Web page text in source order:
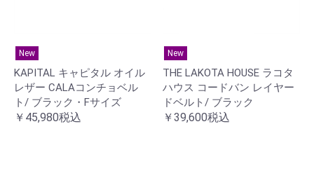
New
KAPITAL キャピタル オイル
レザー CALAコンチョベル
ト/ ブラック・Fサイズ
￥45,980税込
New
THE LAKOTA HOUSE ラコタ
ハウス コードバン レイヤー
ドベルト/ ブラック
￥39,600税込